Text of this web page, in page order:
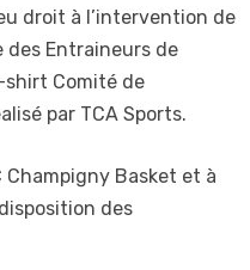
droit à l’intervention de
des Entraineurs de
Comité de
par TCA Sports.
Champigny Basket et à
des